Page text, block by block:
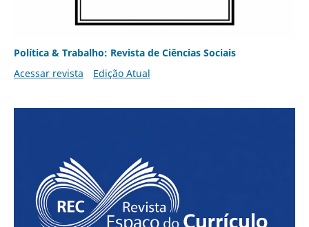
Política & Trabalho: Revista de Ciências Sociais
Acessar revista
Edição Atual